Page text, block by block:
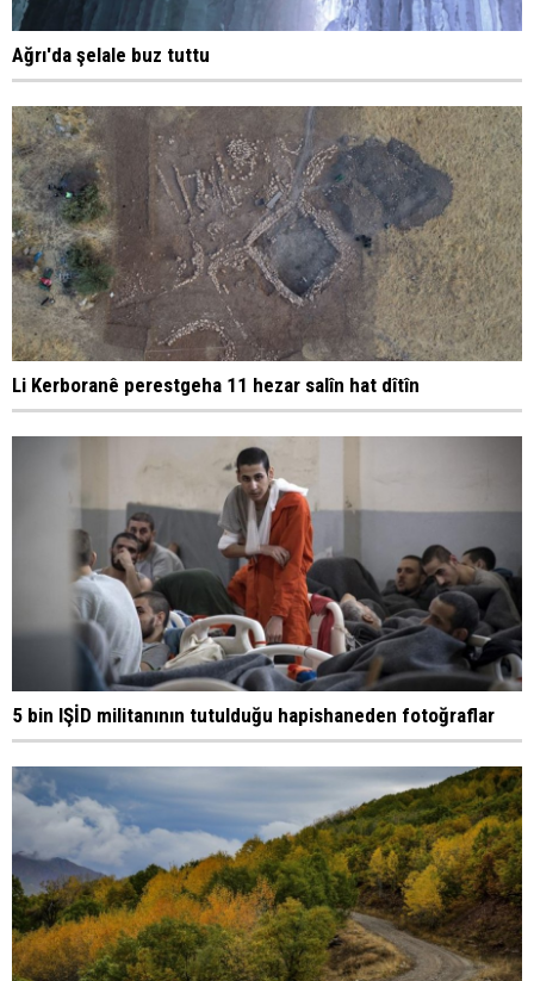
Ağrı'da şelale buz tuttu
Li Kerboranê perestgeha 11 hezar salîn hat dîtîn
5 bin IŞİD militanının tutulduğu hapishaneden fotoğraflar